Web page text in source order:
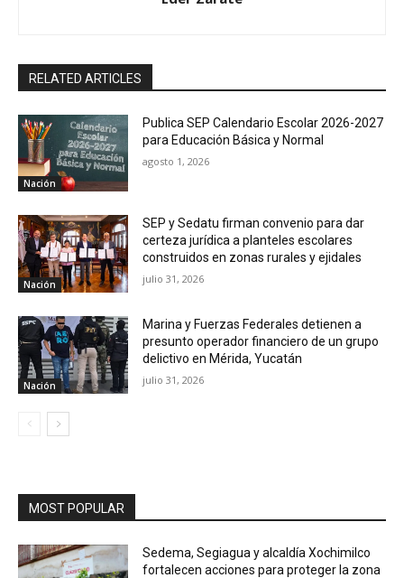
RELATED ARTICLES
Nación
Publica SEP Calendario Escolar 2026-2027
para Educación Básica y Normal
agosto 1, 2026
Nación
SEP y Sedatu firman convenio para dar
certeza jurídica a planteles escolares
construidos en zonas rurales y ejidales
julio 31, 2026
Nación
Marina y Fuerzas Federales detienen a
presunto operador financiero de un grupo
delictivo en Mérida, Yucatán
julio 31, 2026
MOST POPULAR
Sedema, Segiagua y alcaldía Xochimilco
fortalecen acciones para proteger la zona